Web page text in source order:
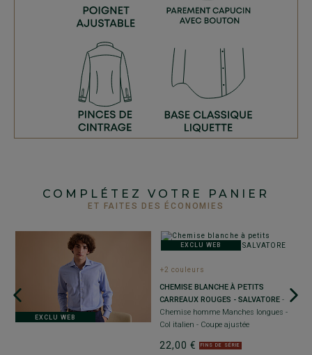
COMPLÉTEZ VOTRE PANIER
ET FAITES DES ÉCONOMIES
EXCLU WEB
EXCLU WEB
+2 couleurs
CHEMISE BLANCHE À PETITS
CARREAUX ROUGES - SALVATORE -
Chemise homme Manches longues -
Col italien - Coupe ajustée
22,00 € FINS DE SÉRIE